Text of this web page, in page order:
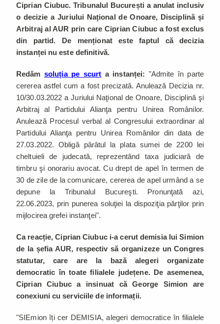
Ciprian Ciubuc. Tribunalul București a anulat inclusiv
o decizie a Juriului Național de Onoare, Disciplină și
Arbitraj al AUR prin care Ciprian Ciubuc a fost exclus
din partid. De menționat este faptul că decizia
instanței nu este definitivă.
Redăm soluția pe scurt a instanței: "Admite în parte
cererea astfel cum a fost precizată. Anulează Decizia nr.
10/30.03.2022 a Juriului Naţional de Onoare, Disciplină şi
Arbitraj al Partidului Alianţa pentru Unirea Românilor.
Anulează Procesul verbal al Congresului extraordinar al
Partidului Alianţa pentru Unirea Românilor din data de
27.03.2022. Obligă pârâtul la plata sumei de 2200 lei
cheltuieli de judecată, reprezentând taxa judiciară de
timbru şi onorariu avocat. Cu drept de apel în termen de
30 de zile de la comunicare, cererea de apel urmând a se
depune la Tribunalul Bucureşti. Pronunţată azi,
22.06.2023, prin punerea soluţiei la dispoziţia părţilor prin
mijlocirea grefei instanţei".
Ca reacție, Ciprian Ciubuc i-a cerut demisia lui Simion
de la șefia AUR, respectiv să organizeze un Congres
statutar, care are la bază alegeri organizate
democratic în toate filialele județene. De asemenea,
Ciprian Ciubuc a insinuat că George Simion are
conexiuni cu serviciile de informații.
"SIEmion îți cer DEMISIA, alegeri democratice în filialele